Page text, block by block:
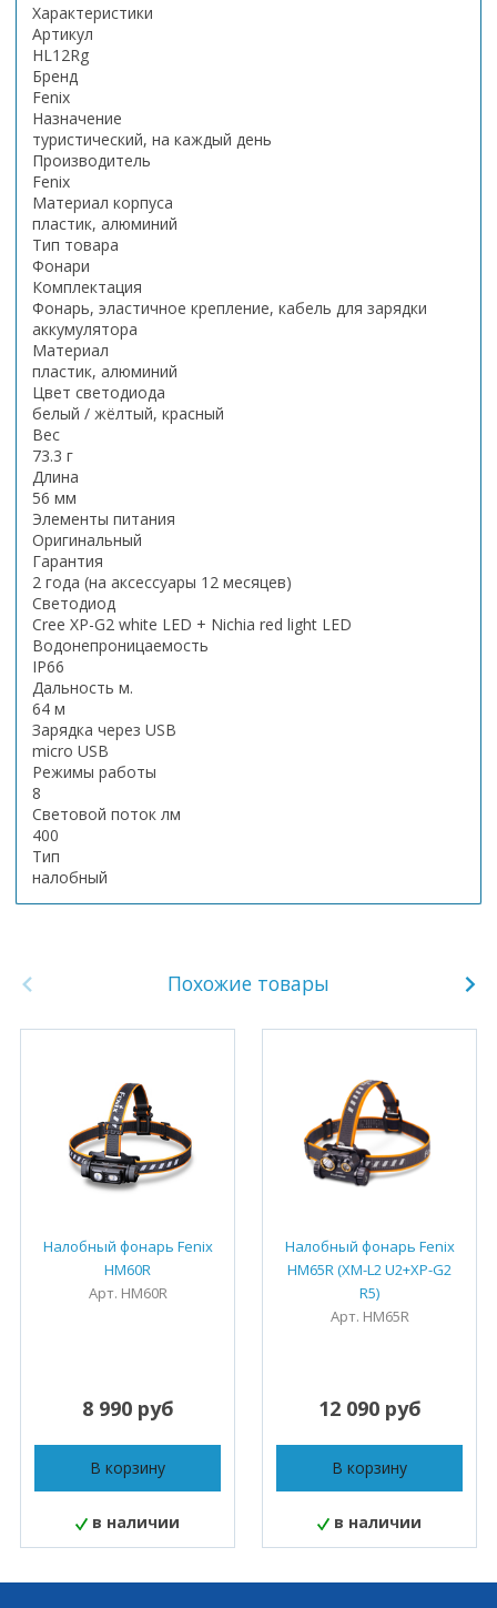
Характеристики
Артикул
HL12Rg
Бренд
Fenix
Назначение
туристический, на каждый день
Производитель
Fenix
Материал корпуса
пластик, алюминий
Тип товара
Фонари
Комплектация
Фонарь, эластичное крепление, кабель для зарядки
аккумулятора
Материал
пластик, алюминий
Цвет светодиода
белый / жёлтый, красный
Вес
73.3 г
Длина
56 мм
Элементы питания
Оригинальный
Гарантия
2 года (на аксессуары 12 месяцев)
Светодиод
Cree XP-G2 white LED + Nichia red light LED
Водонепроницаемость
IP66
Дальность м.
64 м
Зарядка через USB
micro USB
Режимы работы
8
Световой поток лм
400
Тип
налобный
Похожие товары
Налобный фонарь Fenix
HM60R
Арт. HM60R
8 990 руб
В корзину
в наличии
Налобный фонарь Fenix
HM65R (XM-L2 U2+XP-G2
R5)
Арт. HM65R
12 090 руб
В корзину
в наличии